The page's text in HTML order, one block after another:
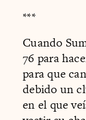
***
Cuando
76 para
para que
debido un
en el que